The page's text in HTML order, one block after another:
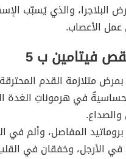
البلاجرا، والذي يُسبّب
الأعصاب.
فيتامين ب 5
بمرض متلازمة القدم
في هرموناتِ الغدة
والصداع.
بروماتيد المفاصل، وألم في
الأرجل، وخفقان في